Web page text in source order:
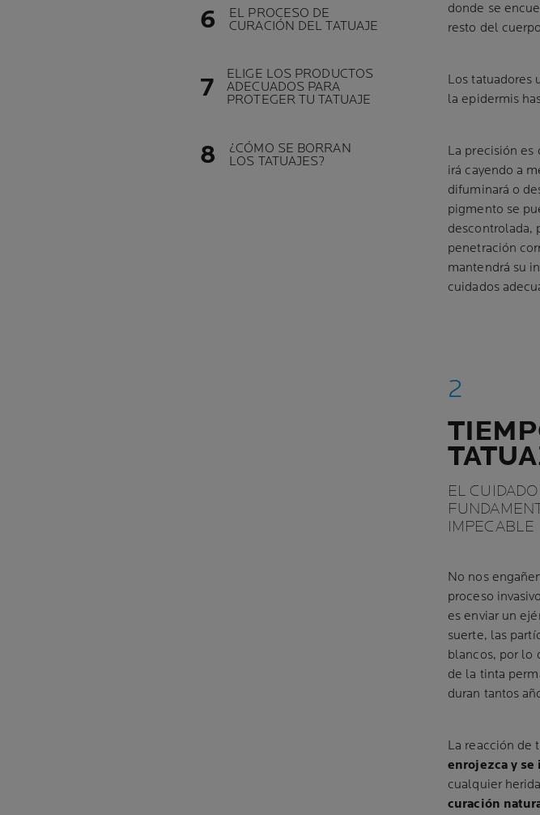
EL PROCESO DE
CURACIÓN DEL TATUAJE
ELIGE LOS PRODUCTOS
ADECUADOS PARA
PROTEGER TU TATUAJE
¿CÓMO SE BORRAN
LOS TATUAJES?
donde se
resto del
Los tatuadores
la epidermis
La precisión
irá cayendo a
difuminará o
pigmento se
descontrolada,
penetración
mantendrá su
cuidados
EL
IMPECABLE
No nos
proceso
es enviar un
suerte, las
blancos, por lo
de la tinta
duran tantos
La reacción de
enrojezca y se
cualquier
curación